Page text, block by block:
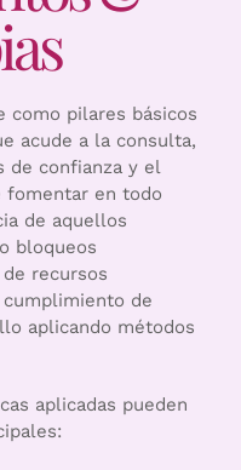
como pilares básicos
acude a la consulta,
de confianza y el
fomentar en todo
de aquellos
bloqueos
recursos
de
aplicando métodos
aplicadas pueden